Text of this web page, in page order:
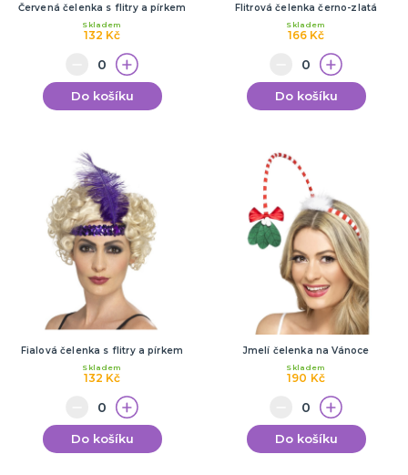
Červená čelenka s flitry a pírkem
132 Kč
Skladem
Do košíku
Flitrová čelenka černo-zlatá
166 Kč
Skladem
Do košíku
Fialová čelenka s flitry a pírkem
132 Kč
Skladem
Do košíku
Jmelí čelenka na Vánoce
190 Kč
Skladem
Do košíku